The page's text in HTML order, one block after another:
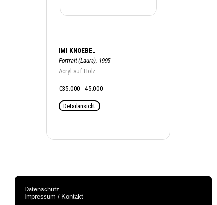
IMI KNOEBEL
Portrait (Laura), 1995
Acryl auf Holz
€35.000 - 45.000
Detailansicht
Datenschutz
Impressum / Kontakt